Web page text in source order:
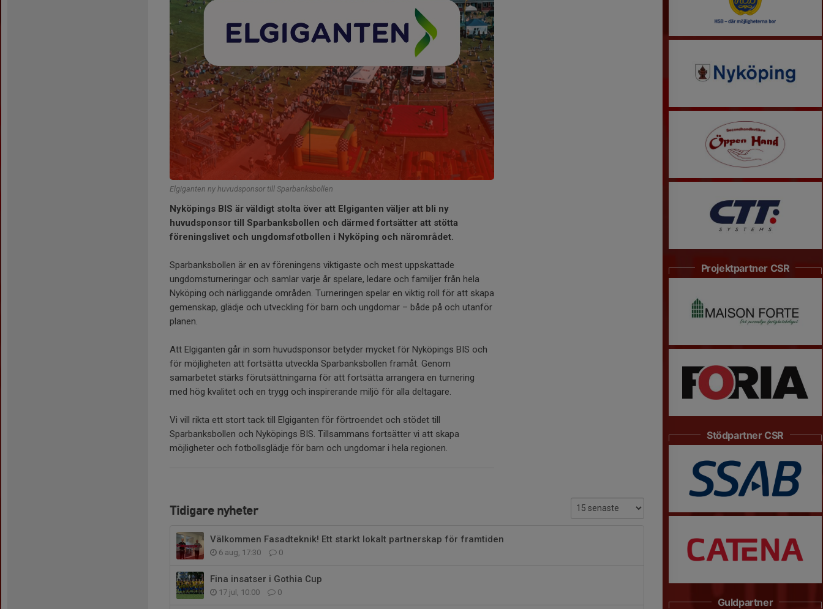
Elgiganten ny huvudsponsor till Sparbanksbollen
Nyköpings BIS är väldigt stolta över att Elgiganten väljer att bli ny
huvudsponsor till Sparbanksbollen och därmed fortsätter att stötta
föreningslivet och ungdomsfotbollen i Nyköping och närområdet.
Sparbanksbollen är en av föreningens viktigaste och mest uppskattade
ungdomsturneringar och samlar varje år spelare, ledare och familjer från hela
Nyköping och närliggande områden. Turneringen spelar en viktig roll för att skapa
gemenskap, glädje och utveckling för barn och ungdomar – både på och utanför
planen.
Att Elgiganten går in som huvudsponsor betyder mycket för Nyköpings BIS och
för möjligheten att fortsätta utveckla Sparbanksbollen framåt. Genom
samarbetet stärks förutsättningarna för att fortsätta arrangera en turnering
med hög kvalitet och en trygg och inspirerande miljö för alla deltagare.
Vi vill rikta ett stort tack till Elgiganten för förtroendet och stödet till
Sparbanksbollen och Nyköpings BIS. Tillsammans fortsätter vi att skapa
möjligheter och fotbollsglädje för barn och ungdomar i hela regionen.
Tidigare nyheter
Välkommen Fasadteknik! Ett starkt lokalt partnerskap för framtiden
6 aug, 17:30 0
Fina insatser i Gothia Cup
17 jul, 10:00 0
Projektpartner CSR
Stödpartner CSR
Guldpartner